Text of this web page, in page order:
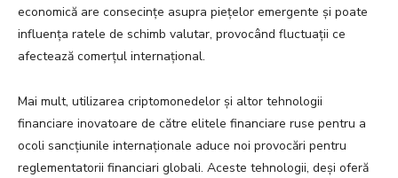
economică are consecințe asupra piețelor emergente și poate
influența ratele de schimb valutar, provocând fluctuații ce
afectează comerțul internațional.
Mai mult, utilizarea criptomonedelor și altor tehnologii
financiare inovatoare de către elitele financiare ruse pentru a
ocoli sancțiunile internaționale aduce noi provocări pentru
reglementatorii financiari globali. Aceste tehnologii, deși oferă